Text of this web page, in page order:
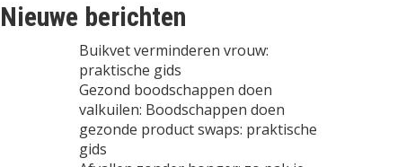
Nieuwe berichten
Buikvet verminderen vrouw:
praktische gids
Gezond boodschappen doen
valkuilen: Boodschappen doen
gezonde product swaps: praktische
gids